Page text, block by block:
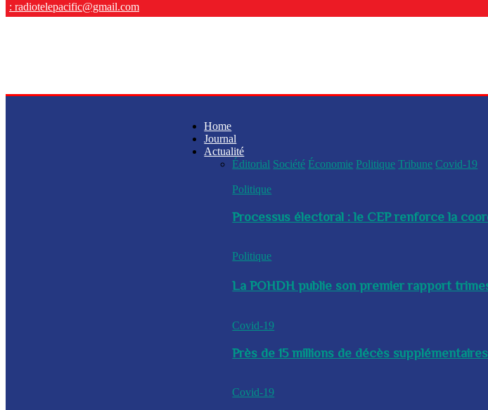
: radiotelepacific@gmail.com
Home
Journal
Actualité
Éditorial Société Économie Politique Tribune Covid-19
Politique
Processus électoral : le CEP renforce la
Politique
La POHDH publie son premier rapport
Covid-19
Près de 15 millions de décès
Covid-19